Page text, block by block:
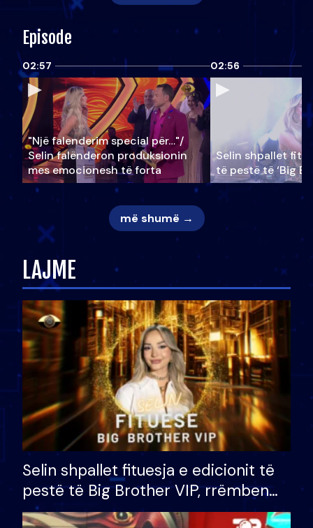
Episode
02:57
"Një falenderim special për…"/
Selin falënderon produksionin
mes emocionesh të forta
02:56
Selin shpallet
të pestë të ‘Big
më shumë →
LAJME
Selin shpallet fituesja e edicionit të
pestë të Big Brother VIP, rrëmben
çmimin e madh prej 100 mijë eurosh